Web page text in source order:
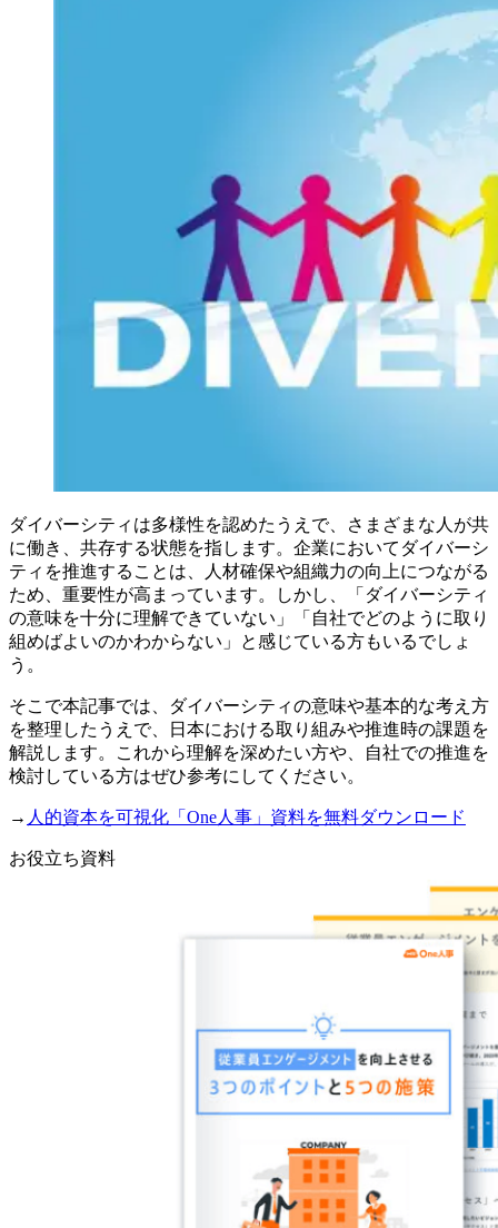
ダイバーシティは多様性を認めたうえで、さまざまな人が共
に働き、共存する状態を指します。企業においてダイバーシ
ティを推進することは、人材確保や組織力の向上につながる
ため、重要性が高まっています。しかし、「ダイバーシティ
の意味を十分に理解できていない」「自社でどのように取り
組めばよいのかわからない」と感じている方もいるでしょ
う。
そこで本記事では、ダイバーシティの意味や基本的な考え方
を整理したうえで、日本における取り組みや推進時の課題を
解説します。これから理解を深めたい方や、自社での推進を
検討している方はぜひ参考にしてください。
→ 人的資本を可視化「One人事」資料を無料ダウンロード
お役立ち資料